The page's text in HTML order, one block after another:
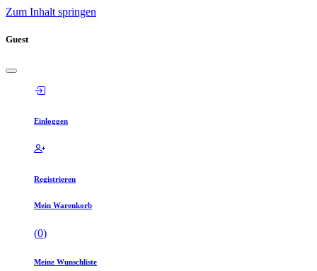
Zum Inhalt springen
Guest
Einloggen
Registrieren
Mein Warenkorb
(0)
Meine Wunschliste